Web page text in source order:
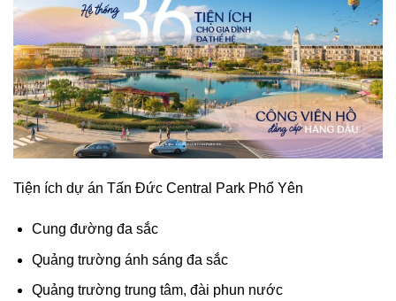
Tiện ích dự án Tấn Đức Central Park Phổ Yên
Cung đường đa sắc
Quảng trường ánh sáng đa sắc
Quảng trường trung tâm, đài phun nước